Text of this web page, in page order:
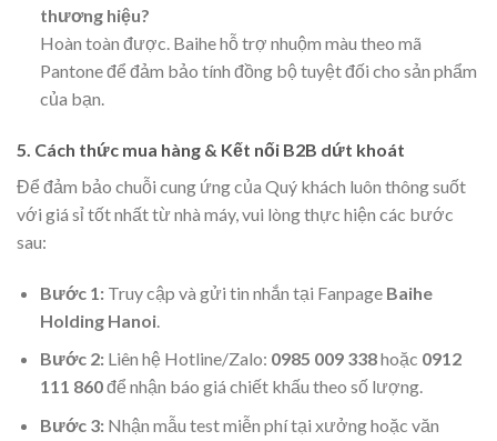
thương hiệu?
Hoàn toàn được. Baihe hỗ trợ nhuộm màu theo mã
Pantone để đảm bảo tính đồng bộ tuyệt đối cho sản phẩm
của bạn.
5. Cách thức mua hàng & Kết nối B2B dứt khoát
Để đảm bảo chuỗi cung ứng của Quý khách luôn thông suốt
với giá sỉ tốt nhất từ nhà máy, vui lòng thực hiện các bước
sau:
Bước 1:Truy cập và gửi tin nhắn tại Fanpage Baihe
Holding Hanoi.
Bước 2:Liên hệ Hotline/Zalo: 0985 009 338hoặc 0912
111 860để nhận báo giá chiết khấu theo số lượng.
Bước 3:Nhận mẫu test miễn phí tại xưởng hoặc văn